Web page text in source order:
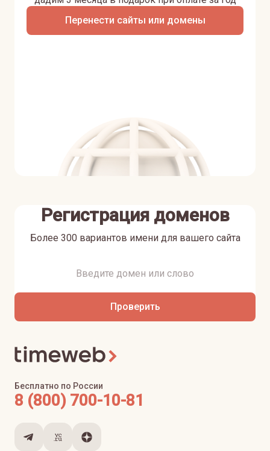
Перенести сайты или домены
Регистрация доменов
Более 300 вариантов имени для вашего сайта
Проверить
Бесплатно по России
8 (800) 700-10-81